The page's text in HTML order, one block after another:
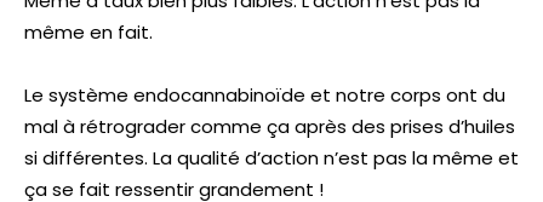
même en fait.
Le système endocannabinoïde et notre corps ont du
mal à rétrograder comme ça après des prises d’huiles
si différentes. La qualité d’action n’est pas la même et
ça se fait ressentir grandement !